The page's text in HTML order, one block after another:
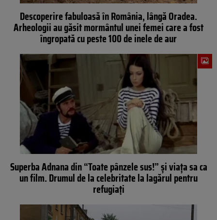
Descoperire fabuloasă în România, lângă Oradea.
Arheologii au găsit mormântul unei femei care a fost
îngropată cu peste 100 de inele de aur
Superba Adnana din “Toate pânzele sus!” și viața sa ca
un film. Drumul de la celebritate la lagărul pentru
refugiați